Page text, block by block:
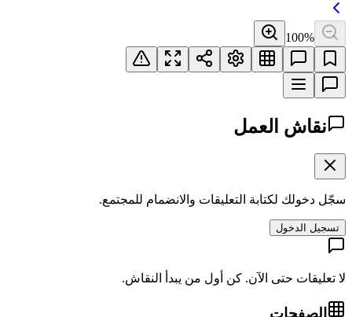
100%
نقاش العمل
سجّل دخولك لكتابة التعليقات والانضمام للمجتمع.
تسجيل الدخول
لا تعليقات حتى الآن. كن أول من يبدأ النقاش.